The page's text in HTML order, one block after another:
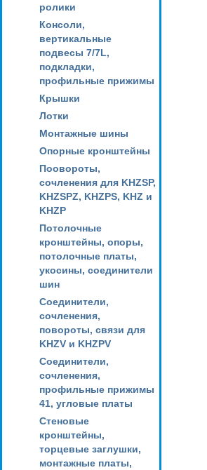
ролики
Консоли,
вертикальные
подвесы 7/7L,
подкладки,
профильные прижимы
Крышки
Лотки
Монтажные шины
Опорные кронштейны
Поовороты,
сочленения для KHZSP,
KHZSPZ, KHZPS, KHZ и
KHZP
Потолочные
кронштейны, опоры,
потолочные платы,
укосины, соединители
шин
Соединители,
сочленения,
повороты, связи для
KHZV и KHZPV
Соединители,
сочленения,
профильные прижимы
41, угловые платы
Стеновые
кронштейны,
торцевые заглушки,
монтажные платы,